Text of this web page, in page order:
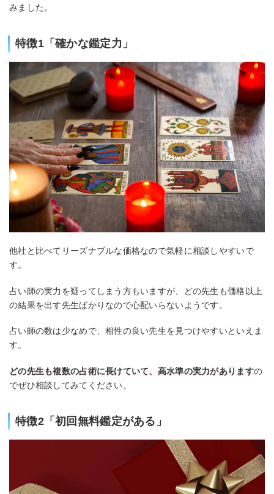
みました。
特徴1「確かな鑑定力」
他社と比べてリーズナブルな価格なので気軽に相談しやすいで
す。
占い師の実力を疑ってしまう方もいますが、どの先生も価格以上
の結果を出す先生ばかりなので心配いらないようです。
占い師の数は少なめで、相性の良い先生を見つけやすいといえま
す。
どの先生も複数の占術に長けていて、高水準の実力がありますの
でぜひ相談してみてください。
特徴2「初回無料鑑定がある」